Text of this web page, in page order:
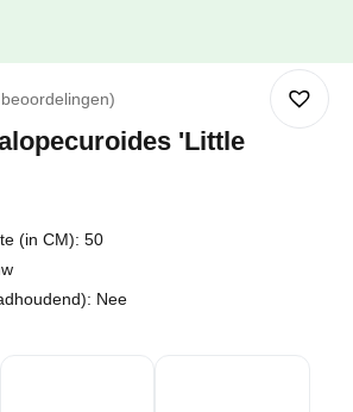
'Little
(in CM): 50
Nee